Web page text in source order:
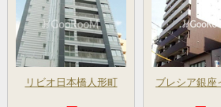
リビオ日本橋人形町 ブレシア銀座